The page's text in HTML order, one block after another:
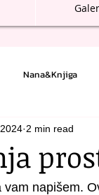
Nana&Knjiga
2 min read
napišem.